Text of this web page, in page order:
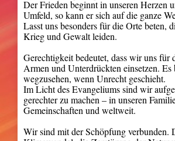
Der Frieden beginnt in unseren Herzen
Umfeld, so kann er sich auf die ganze
Lasst uns besonders für die Orte beten,
Krieg und Gewalt leiden.
Gerechtigkeit bedeutet, dass wir uns für
Armen und Unterdrückten einsetzen. Es
wegzusehen, wenn Unrecht geschieht.
Im Licht des Evangeliums sind wir
gerechter zu machen – in unseren
Gemeinschaften und weltweit.
Wir sind mit der Schöpfung verbunden.